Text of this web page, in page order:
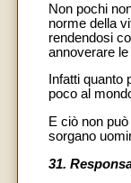
Non pochi
norme della
rendendosi
annoverare
Infatti
poco al
E ciò non
sorgano
31.